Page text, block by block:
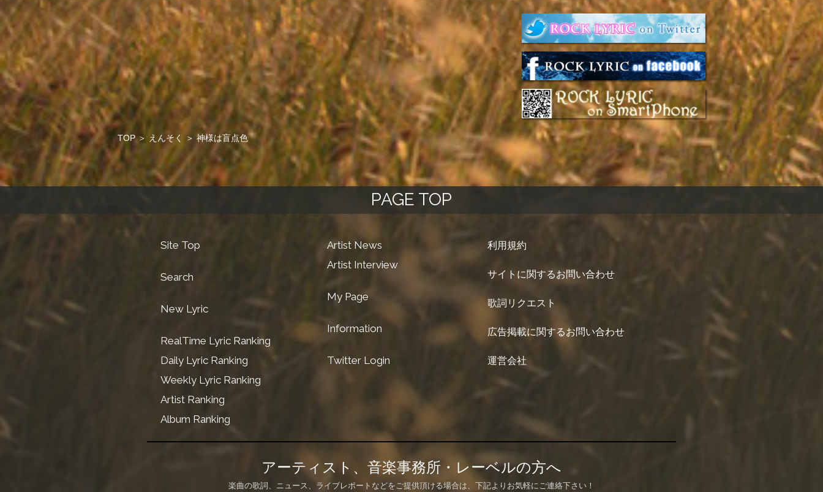
TOP ＞ えんそく ＞ 神様は盲点色
PAGE TOP
Site Top
Search
New Lyric
RealTime Lyric Ranking
Daily Lyric Ranking
Weekly Lyric Ranking
Artist Ranking
Album Ranking
Artist News
Artist Interview
My Page
Information
Twitter Login
利用規約
サイトに関するお問い合わせ
歌詞リクエスト
広告掲載に関するお問い合わせ
運営会社
アーティスト、音楽事務所・レーベルの方へ
楽曲の歌詞、ニュース、ライブレポートなどをご提供頂ける場合は、下記よりお気軽にご連絡下さい！